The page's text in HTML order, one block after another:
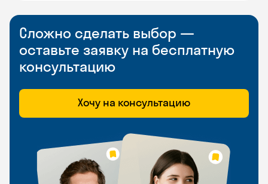
Сложно сделать выбор —
оставьте заявку на бесплатную
консультацию
Хочу на консультацию